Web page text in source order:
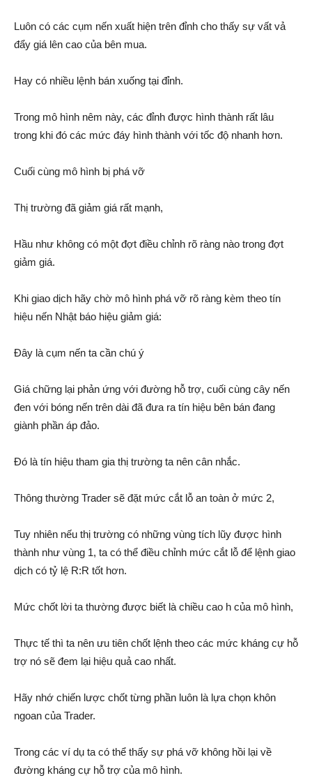
Luôn có các cụm nến xuất hiện trên đỉnh cho thấy sự vất vả
đẩy giá lên cao của bên mua.
Hay có nhiều lệnh bán xuống tại đỉnh.
Trong mô hình nêm này, các đỉnh được hình thành rất lâu
trong khi đó các mức đáy hình thành với tốc độ nhanh hơn.
Cuối cùng mô hình bị phá vỡ
Thị trường đã giảm giá rất mạnh,
Hầu như không có một đợt điều chỉnh rõ ràng nào trong đợt
giảm giá.
Khi giao dịch hãy chờ mô hình phá vỡ rõ ràng kèm theo tín
hiệu nến Nhật báo hiệu giảm giá:
Đây là cụm nến ta cần chú ý
Giá chững lại phản ứng với đường hỗ trợ, cuối cùng cây nến
đen với bóng nến trên dài đã đưa ra tín hiệu bên bán đang
giành phần áp đảo.
Đó là tín hiệu tham gia thị trường ta nên cân nhắc.
Thông thường Trader sẽ đặt mức cắt lỗ an toàn ở mức 2,
Tuy nhiên nếu thị trường có những vùng tích lũy được hình
thành như vùng 1, ta có thể điều chỉnh mức cắt lỗ để lệnh giao
dịch có tỷ lệ R:R tốt hơn.
Mức chốt lời ta thường được biết là chiều cao h của mô hình,
Thực tế thì ta nên ưu tiên chốt lệnh theo các mức kháng cự hỗ
trợ nó sẽ đem lại hiệu quả cao nhất.
Hãy nhớ chiến lược chốt từng phần luôn là lựa chọn khôn
ngoan của Trader.
Trong các ví dụ ta có thể thấy sự phá vỡ không hồi lại về
đường kháng cự hỗ trợ của mô hình.